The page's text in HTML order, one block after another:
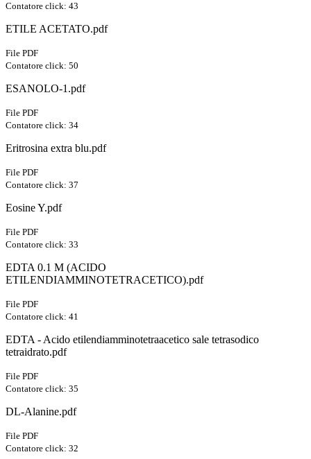
Contatore click: 43
ETILE ACETATO.pdf
File PDF
Contatore click: 50
ESANOLO-1.pdf
File PDF
Contatore click: 34
Eritrosina extra blu.pdf
File PDF
Contatore click: 37
Eosine Y.pdf
File PDF
Contatore click: 33
EDTA 0.1 M (ACIDO
ETILENDIAMMINOTETRACETICO).pdf
File PDF
Contatore click: 41
EDTA - Acido etilendiamminotetraacetico sale tetrasodico
tetraidrato.pdf
File PDF
Contatore click: 35
DL-Alanine.pdf
File PDF
Contatore click: 32